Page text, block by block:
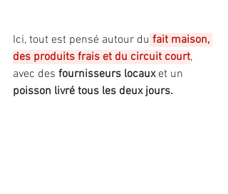
Ici, tout est pensé autour du fait maison,
des produits frais et du circuit court,
avec des fournisseurs locaux et un
poisson livré tous les deux jours.